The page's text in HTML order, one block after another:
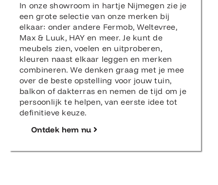
In onze showroom in hartje Nijmegen zie je
een grote selectie van onze merken bij
elkaar: onder andere Fermob, Weltevree,
Max & Luuk, HAY en meer. Je kunt de
meubels zien, voelen en uitproberen,
kleuren naast elkaar leggen en merken
combineren. We denken graag met je mee
over de beste opstelling voor jouw tuin,
balkon of dakterras en nemen de tijd om je
persoonlijk te helpen, van eerste idee tot
definitieve keuze.
Ontdek hem nu